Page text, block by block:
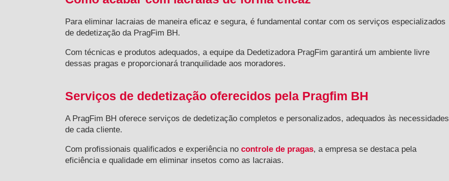
Para eliminar lacraias de maneira eficaz e segura, é fundamental contar com os serviços especializados
de dedetização da PragFim BH.
Com técnicas e produtos adequados, a equipe da Dedetizadora PragFim garantirá um ambiente livre
dessas pragas e proporcionará tranquilidade aos moradores.
Serviços de dedetização oferecidos pela Pragfim BH
A PragFim BH oferece serviços de dedetização completos e personalizados, adequados às necessidades
de cada cliente.
Com profissionais qualificados e experiência nocontrole de pragas, a empresa se destaca pela
eficiência e qualidade em eliminar insetos como as lacraias.